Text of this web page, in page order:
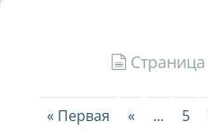
« Первая « ... 5